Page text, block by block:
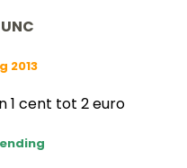
2013
1 cent tot 2 euro